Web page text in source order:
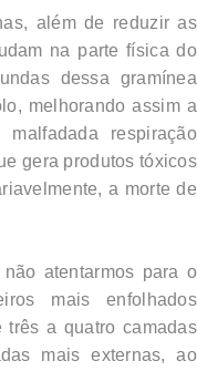
além de reduzir as
na parte física do
dessa gramínea
melhorando assim a
respiração
gera produtos tóxicos
a morte de
atentarmos para o
mais enfolhados
três a quatro camadas
mais externas, ao